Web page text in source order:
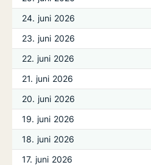
24. juni 2026
23. juni 2026
22. juni 2026
21. juni 2026
20. juni 2026
19. juni 2026
18. juni 2026
17. juni 2026